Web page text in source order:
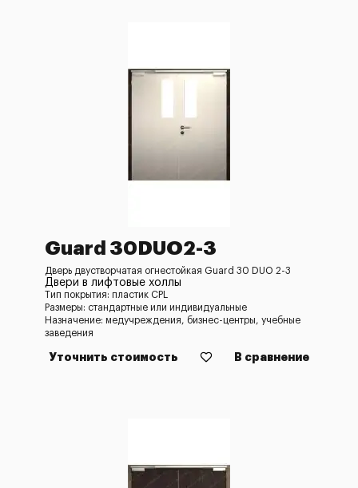
Guard 30DUO2-3
Дверь двустворчатая огнестойкая Guard 30 DUO 2-3
Двери в лифтовые холлы
Тип покрытия: пластик CPL
Размеры: стандартные или индивидуальные
Назначение: медучреждения, бизнес-центры, учебные
заведения
Уточнить стоимость В сравнение